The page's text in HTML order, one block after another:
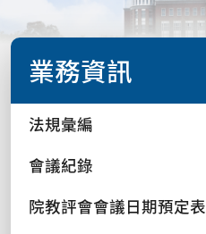
業務資訊
法規彙編
會議紀錄
院教評會會議日期預定表